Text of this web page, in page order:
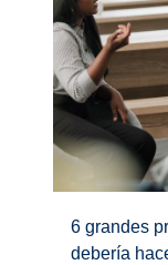
6 grandes
debería